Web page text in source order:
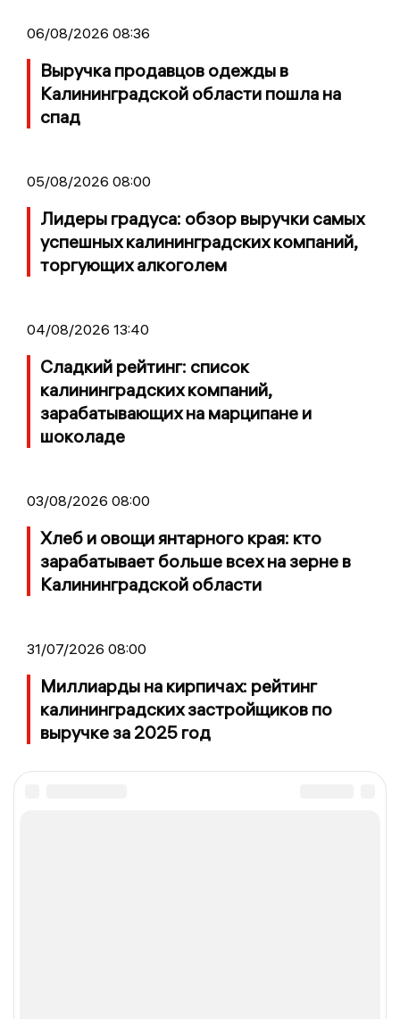
06/08/2026 08:36
Выручка продавцов одежды в
Калининградской области пошла на
спад
05/08/2026 08:00
Лидеры градуса: обзор выручки самых
успешных калининградских компаний,
торгующих алкоголем
04/08/2026 13:40
Сладкий рейтинг: список
калининградских компаний,
зарабатывающих на марципане и
шоколаде
03/08/2026 08:00
Хлеб и овощи янтарного края: кто
зарабатывает больше всех на зерне в
Калининградской области
31/07/2026 08:00
Миллиарды на кирпичах: рейтинг
калининградских застройщиков по
выручке за 2025 год